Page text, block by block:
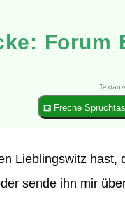
Forum
⛾ Freche
Lieblingswitz hast,
sende ihn mir